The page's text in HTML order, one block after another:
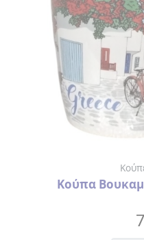
ΚΟΝΚΑΡΔΕΣ
ΜΠΑΝΤΑΝΕΣ
ΚΑΛΤΣΕΣ
ΤΑΜΠΕΛΕΣΚούπα